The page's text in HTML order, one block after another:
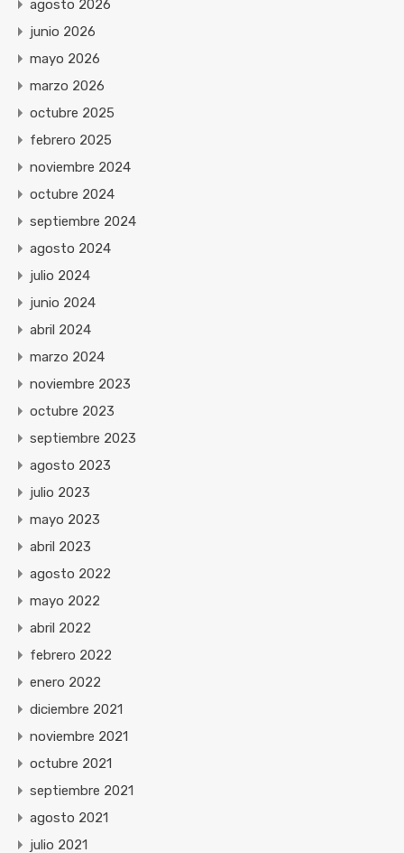
agosto 2026
junio 2026
mayo 2026
marzo 2026
octubre 2025
febrero 2025
noviembre 2024
octubre 2024
septiembre 2024
agosto 2024
julio 2024
junio 2024
abril 2024
marzo 2024
noviembre 2023
octubre 2023
septiembre 2023
agosto 2023
julio 2023
mayo 2023
abril 2023
agosto 2022
mayo 2022
abril 2022
febrero 2022
enero 2022
diciembre 2021
noviembre 2021
octubre 2021
septiembre 2021
agosto 2021
julio 2021